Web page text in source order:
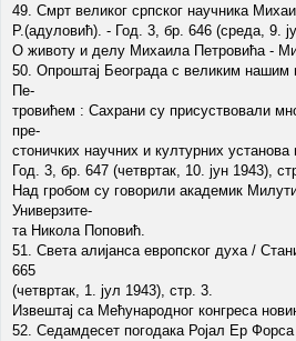
49. Смрт великог српског научника
Р.(адуловић). - Год. 3, бр. 646 (среда, 9.
О животу и делу Михаила Петровића -
50. Опроштај Београда с великим
Пе-
тровићем : Сахрани су присуствовали
пре-
стоничких научних и културних установа
Год. 3, бр. 647 (четвртак, 10. јун 1943),
Над гробом су говорили академик
Универзите-
та Никола Поповић.
51. Света алијанса европског духа /
665
(четвртак, 1. јул 1943), стр. 3.
Извештај са Мећународног конгреса
52. Седамдесет погодака Ројал Ер